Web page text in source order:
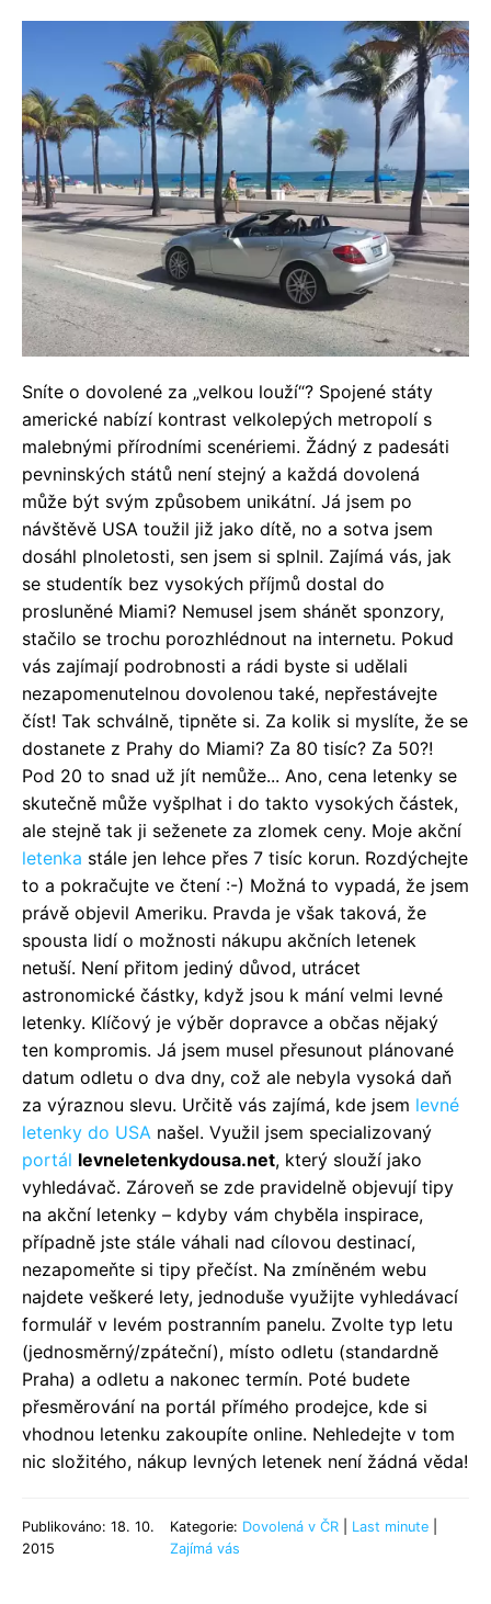
Sníte o dovolené za „velkou louží“? Spojené státy
americké nabízí kontrast velkolepých metropolí s
malebnými přírodními scenériemi. Žádný z padesáti
pevninských států není stejný a každá dovolená
může být svým způsobem unikátní. Já jsem po
návštěvě USA toužil již jako dítě, no a sotva jsem
dosáhl plnoletosti, sen jsem si splnil. Zajímá vás, jak
se studentík bez vysokých příjmů dostal do
prosluněné Miami? Nemusel jsem shánět sponzory,
stačilo se trochu porozhlédnout na internetu. Pokud
vás zajímají podrobnosti a rádi byste si udělali
nezapomenutelnou dovolenou také, nepřestávejte
číst! Tak schválně, tipněte si. Za kolik si myslíte, že se
dostanete z Prahy do Miami? Za 80 tisíc? Za 50?!
Pod 20 to snad už jít nemůže... Ano, cena letenky se
skutečně může vyšplhat i do takto vysokých částek,
ale stejně tak ji seženete za zlomek ceny. Moje akční
letenka stále jen lehce přes 7 tisíc korun. Rozdýchejte
to a pokračujte ve čtení :-) Možná to vypadá, že jsem
právě objevil Ameriku. Pravda je však taková, že
spousta lidí o možnosti nákupu akčních letenek
netuší. Není přitom jediný důvod, utrácet
astronomické částky, když jsou k mání velmi levné
letenky. Klíčový je výběr dopravce a občas nějaký
ten kompromis. Já jsem musel přesunout plánované
datum odletu o dva dny, což ale nebyla vysoká daň
za výraznou slevu. Určitě vás zajímá, kde jsem levné
letenky do USA našel. Využil jsem specializovaný
portál levneletenkydousa.net, který slouží jako
vyhledávač. Zároveň se zde pravidelně objevují tipy
na akční letenky – kdyby vám chyběla inspirace,
případně jste stále váhali nad cílovou destinací,
nezapomeňte si tipy přečíst. Na zmíněném webu
najdete veškeré lety, jednoduše využijte vyhledávací
formulář v levém postranním panelu. Zvolte typ letu
(jednosměrný/zpáteční), místo odletu (standardně
Praha) a odletu a nakonec termín. Poté budete
přesměrování na portál přímého prodejce, kde si
vhodnou letenku zakoupíte online. Nehledejte v tom
nic složitého, nákup levných letenek není žádná věda!
Publikováno: 18. 10.
2015
Kategorie: Dovolená v ČR Last minute
Zajímá vás